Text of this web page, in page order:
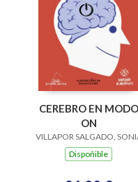
CEREBRO EN MODO
ON
VILLAPOR SALGADO,
Dispoñible